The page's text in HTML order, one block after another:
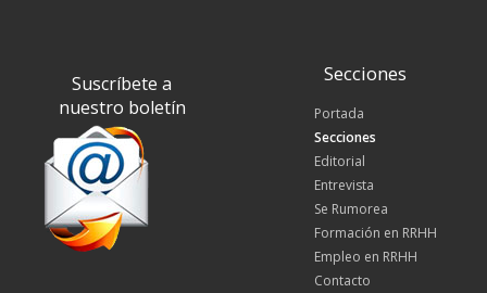
Suscríbete a
nuestro boletín
Secciones
Portada
Secciones
Editorial
Entrevista
Se Rumorea
Formación en RRHH
Empleo en RRHH
Contacto